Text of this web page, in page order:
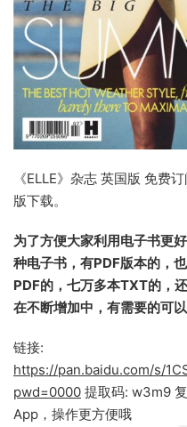
《ELLE》杂志 英国版 免费
版下载。
为了方便大家利用电子书更
种电子书，有PDF版本的，
PDF的，七万多本TXT的，
在不断增加中，有需要的可
链接:
https://pan.baidu.com/s/
pwd=0000 提取码: w3m9
App，操作更方便哦